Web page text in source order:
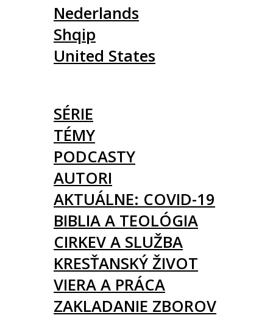
Nederlands
Shqip
United States
SÉRIE
TÉMY
PODCASTY
AUTORI
AKTUÁLNE: COVID-19
BIBLIA A TEOLÓGIA
CIRKEV A SLUŽBA
KRESŤANSKÝ ŽIVOT
VIERA A PRÁCA
ZAKLADANIE ZBOROV